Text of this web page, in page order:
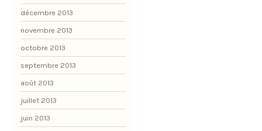
décembre 2013
novembre 2013
octobre 2013
septembre 2013
août 2013
juillet 2013
juin 2013